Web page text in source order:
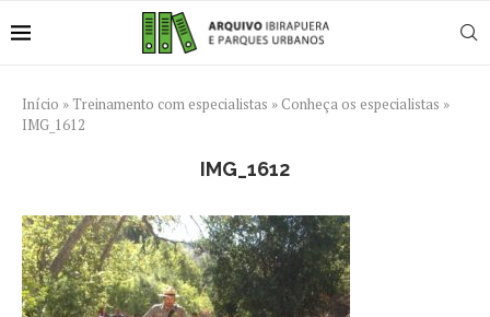
Início »Treinamento com especialistas » Conheça os especialistas »
IMG_1612
IMG_1612